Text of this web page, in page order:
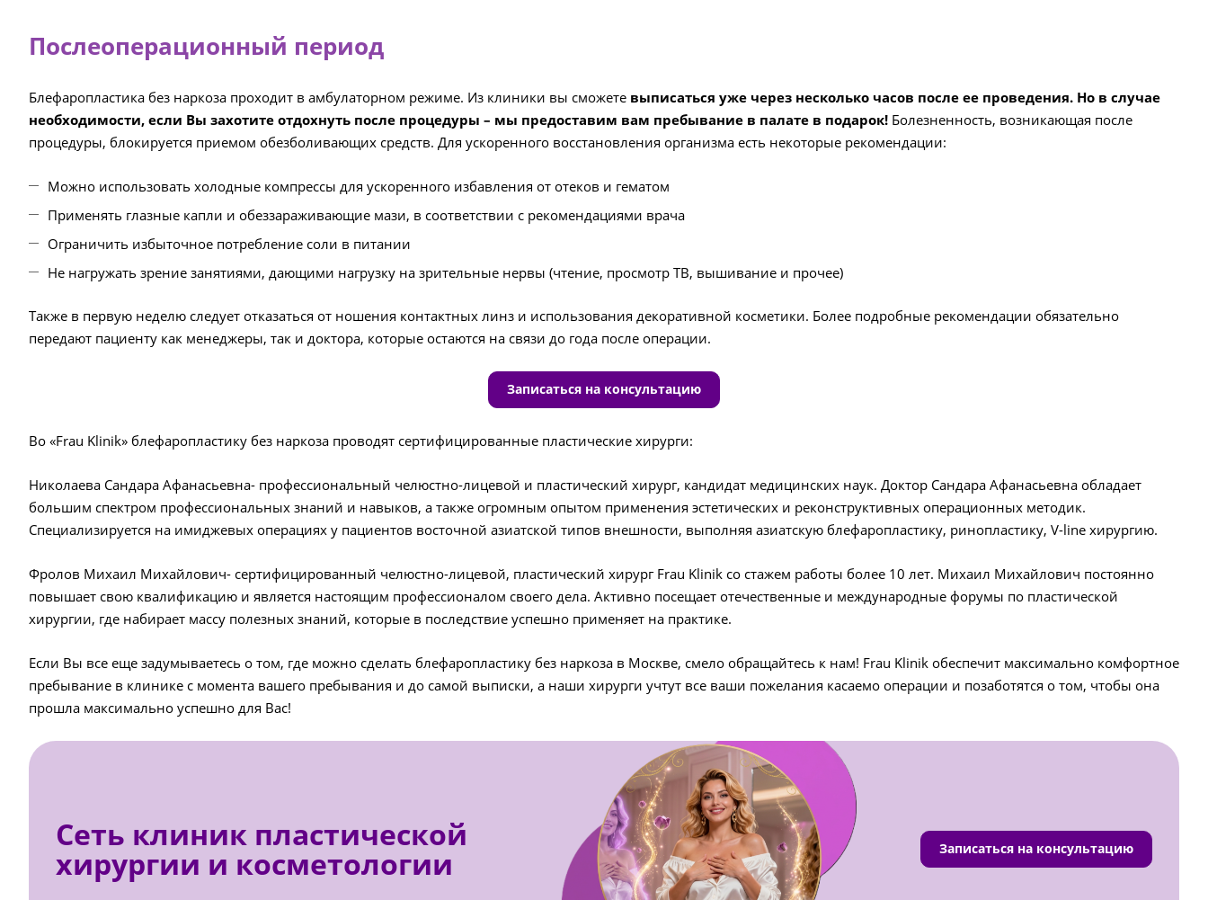
Послеоперационный период
Блефаропластика без наркоза проходит в амбулаторном режиме. Из клиники вы сможете выписаться уже через несколько часов после ее проведения. Но в случае
необходимости, если Вы захотите отдохнуть после процедуры – мы предоставим вам пребывание в палате в подарок! Болезненность, возникающая после
процедуры, блокируется приемом обезболивающих средств. Для ускоренного восстановления организма есть некоторые рекомендации:
Можно использовать холодные компрессы для ускоренного избавления от отеков и гематом
Применять глазные капли и обеззараживающие мази, в соответствии с рекомендациями врача
Ограничить избыточное потребление соли в питании
Не нагружать зрение занятиями, дающими нагрузку на зрительные нервы (чтение, просмотр ТВ, вышивание и прочее)
Также в первую неделю следует отказаться от ношения контактных линз и использования декоративной косметики. Более подробные рекомендации обязательно
передают пациенту как менеджеры, так и доктора, которые остаются на связи до года после операции.
Записаться на консультацию
Во «Frau Klinik» блефаропластику без наркоза проводят сертифицированные пластические хирурги:
Николаева Сандара Афанасьевна- профессиональный челюстно-лицевой и пластический хирург, кандидат медицинских наук. Доктор Сандара Афанасьевна обладает
большим спектром профессиональных знаний и навыков, а также огромным опытом применения эстетических и реконструктивных операционных методик.
Cпециализируется на имиджевых операциях у пациентов восточной азиатской типов внешности, выполняя азиатскую блефаропластику, ринопластику, V-line хирургию.
Фролов Михаил Михайлович- сертифицированный челюстно-лицевой, пластический хирург Frau Klinik со стажем работы более 10 лет. Михаил Михайлович постоянно
повышает свою квалификацию и является настоящим профессионалом своего дела. Активно посещает отечественные и международные форумы по пластической
хирургии, где набирает массу полезных знаний, которые в последствие успешно применяет на практике.
Если Вы все еще задумываетесь о том, где можно сделать блефаропластику без наркоза в Москве, смело обращайтесь к нам! Frau Klinik обеспечит максимально комфортное
пребывание в клинике с момента вашего пребывания и до самой выписки, а наши хирурги учтут все ваши пожелания касаемо операции и позаботятся о том, чтобы она
прошла максимально успешно для Вас!
Сеть клиник пластической
хирургии и косметологии Записаться на консультацию